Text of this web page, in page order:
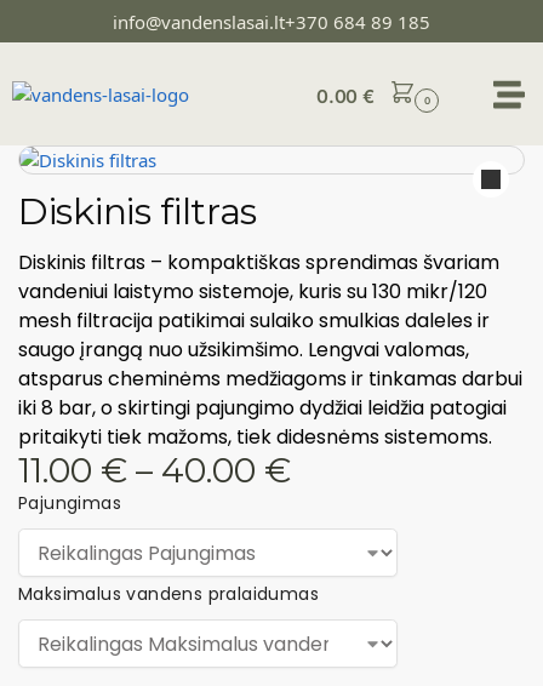
info@vandenslasai.lt+370 684 89 185
0.00€ 0
Diskinis filtras
Diskinis filtras – kompaktiškas sprendimas švariam
vandeniui laistymo sistemoje, kuris su 130 mikr/120
mesh filtracija patikimai sulaiko smulkias daleles ir
saugo įrangą nuo užsikimšimo. Lengvai valomas,
atsparus cheminėms medžiagoms ir tinkamas darbui
iki 8 bar, o skirtingi pajungimo dydžiai leidžia patogiai
pritaikyti tiek mažoms, tiek didesnėms sistemoms.
11.00 € – 40.00 €
Pajungimas
Maksimalus vandens pralaidumas